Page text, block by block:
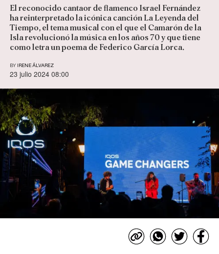
El reconocido cantaor de flamenco Israel Fernández
ha reinterpretado la icónica canción La Leyenda del
Tiempo, el tema musical con el que el Camarón de la
Isla revolucionó la música en los años 70 y que tiene
como letra un poema de Federico García Lorca.
BY IRENE ÁLVAREZ
23 julio 2024 08:00